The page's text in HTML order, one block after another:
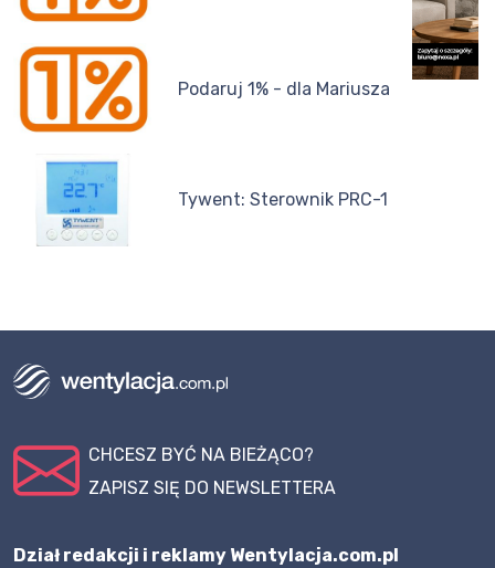
Podaruj 1% - dla Mariusza
Tywent: Sterownik PRC-1
CHCESZ BYĆ NA BIEŻĄCO?
ZAPISZ SIĘ DO NEWSLETTERA
Dział redakcji i reklamy Wentylacja.com.pl